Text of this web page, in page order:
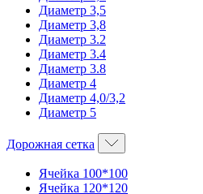
Диаметр 3,5
Диаметр 3,8
Диаметр 3.2
Диаметр 3.4
Диаметр 3.8
Диаметр 4
Диаметр 4,0/3,2
Диаметр 5
Дорожная сетка
Ячейка 100*100
Ячейка 120*120